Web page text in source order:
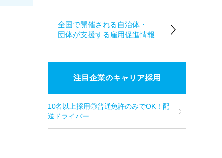
全国で開催される自治体・
団体が支援する雇用促進情報
注目企業のキャリア採用
10名以上採用◎普通免許のみでOK！配
送ドライバー